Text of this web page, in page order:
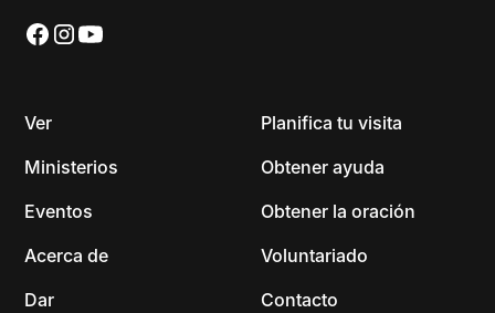
Ver
Ministerios
Eventos
Acerca de
Dar
Planifica tu visita
Obtener ayuda
Obtener la oración
Voluntariado
Contacto